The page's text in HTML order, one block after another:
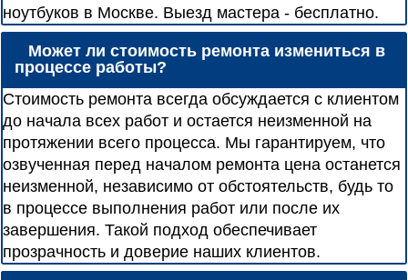
ноутбуков в Москве. Выезд мастера - бесплатно.
Может ли стоимость ремонта измениться в
процессе работы?
Стоимость ремонта всегда обсуждается с клиентом
до начала всех работ и остается неизменной на
протяжении всего процесса. Мы гарантируем, что
озвученная перед началом ремонта цена останется
неизменной, независимо от обстоятельств, будь то
в процессе выполнения работ или после их
завершения. Такой подход обеспечивает
прозрачность и доверие наших клиентов.